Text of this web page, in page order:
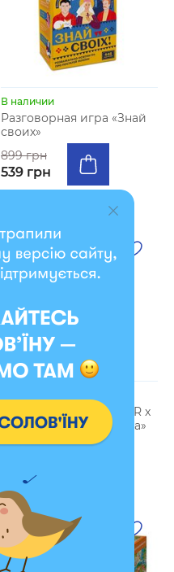
В наличии
Разговорная игра «Знай
своих»
899 грн
539 грн
Блокнот в точку ORNER x
Maliunok «Важные дела»
299 грн